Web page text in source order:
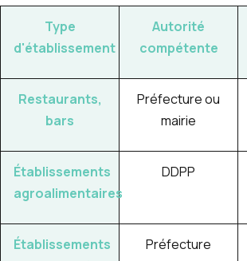
Type
d'établissement
Autorité
compétente
Restaurants,
bars
Préfecture ou
mairie
Établissements
agroalimentaires
DDPP
Établissements
Préfecture